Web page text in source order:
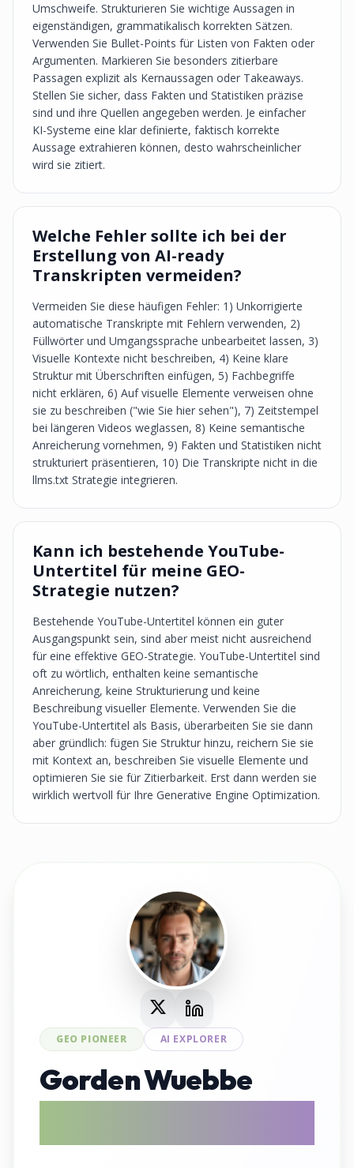
Umschweife. Strukturieren Sie wichtige Aussagen in
eigenständigen, grammatikalisch korrekten Sätzen.
Verwenden Sie Bullet-Points für Listen von Fakten oder
Argumenten. Markieren Sie besonders zitierbare
Passagen explizit als Kernaussagen oder Takeaways.
Stellen Sie sicher, dass Fakten und Statistiken präzise
sind und ihre Quellen angegeben werden. Je einfacher
KI-Systeme eine klar definierte, faktisch korrekte
Aussage extrahieren können, desto wahrscheinlicher
wird sie zitiert.
Welche Fehler sollte ich bei der
Erstellung von AI-ready
Transkripten vermeiden?
Vermeiden Sie diese häufigen Fehler: 1) Unkorrigierte
automatische Transkripte mit Fehlern verwenden, 2)
Füllwörter und Umgangssprache unbearbeitet lassen, 3)
Visuelle Kontexte nicht beschreiben, 4) Keine klare
Struktur mit Überschriften einfügen, 5) Fachbegriffe
nicht erklären, 6) Auf visuelle Elemente verweisen ohne
sie zu beschreiben ("wie Sie hier sehen"), 7) Zeitstempel
bei längeren Videos weglassen, 8) Keine semantische
Anreicherung vornehmen, 9) Fakten und Statistiken nicht
strukturiert präsentieren, 10) Die Transkripte nicht in die
llms.txt Strategie integrieren.
Kann ich bestehende YouTube-
Untertitel für meine GEO-
Strategie nutzen?
Bestehende YouTube-Untertitel können ein guter
Ausgangspunkt sein, sind aber meist nicht ausreichend
für eine effektive GEO-Strategie. YouTube-Untertitel sind
oft zu wörtlich, enthalten keine semantische
Anreicherung, keine Strukturierung und keine
Beschreibung visueller Elemente. Verwenden Sie die
YouTube-Untertitel als Basis, überarbeiten Sie sie dann
aber gründlich: fügen Sie Struktur hinzu, reichern Sie sie
mit Kontext an, beschreiben Sie visuelle Elemente und
optimieren Sie sie für Zitierbarkeit. Erst dann werden sie
wirklich wertvoll für Ihre Generative Engine Optimization.
GEO PIONEER AI EXPLORER
Gorden Wuebbe